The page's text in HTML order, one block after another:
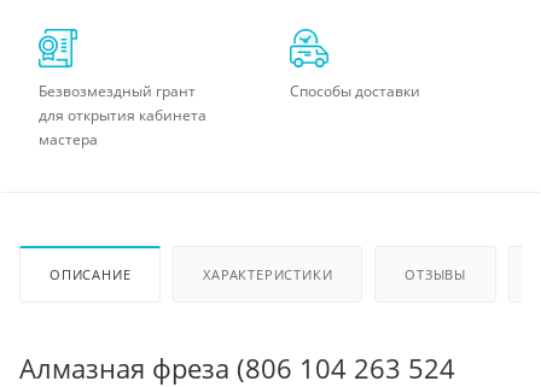
Безвозмездный грант
для открытия кабинета
мастера
Способы доставки
ОПИСАНИЕ ХАРАКТЕРИСТИКИ ОТЗЫВЫ
Алмазная фреза (806 104 263 524